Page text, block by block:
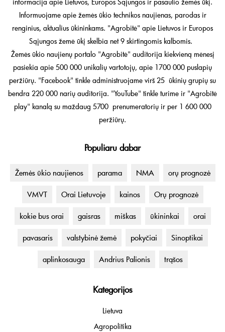
Informuojame apie žemės ūkio technikos naujienas, parodas ir
renginius, aktualius ūkininkams. "Agrobitė" apie Lietuvos ir Europos
Sąjungos žemė ūkį skelbia net 9 skirtingomis kalbomis.
Žemės ūkio naujienų portalo "Agrobitė" auditorija kiekvieną mėnesį
pasiekia apie 500 000 unikalių vartotojų, apie 1700 000 puslapių
peržiūrų. "Facebook" tinkle administruojame virš 25 ūkinių grupių su
bendra 220 000 narių auditorija. "YouTube" tinkle turime ir "Agrobitė
play" kanalą su maždaug 5700 prenumeratorių ir per 1 600 000
peržiūrų.
Populiaru dabar
Žemės ūkio naujienos parama NMA orų prognozė
VMVT Orai Lietuvoje kainos Orų prognozė
kokie bus orai gaisras miškas ūkininkai orai
pavasaris valstybinė žemė pokyčiai Sinoptikai
aplinkosauga Andrius Palionis trąšos
Kategorijos
Lietuva
Agropolitika